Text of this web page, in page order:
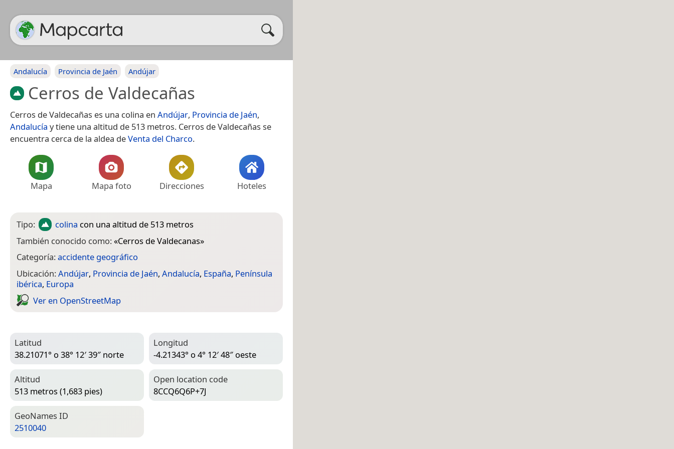
Andalucía Provincia de Jaén Andújar
Cerros de Valdecañas
Cerros de Valdecañas es una colina en Andújar, Provincia de Jaén,
Andalucía y tiene una altitud de 513 metros. Cerros de Valdecañas se
encuentra cerca de la aldea deVenta del Charco.
Mapa Mapa foto Direcciones Hoteles
Tipo: colina con una altitud de 513 metros
También conocido como:«Cerros de Valdecanas»
Categoría:accidente geográfico
Ubicación:Andújar, Provincia de Jaén, Andalucía, España, Península
ibérica, Europa
Ver en Open­Street­Map
Latitud
38.21071° o 38° 12′ 39″ norte
Longitud
-4.21343° o 4° 12′ 48″ oeste
Altitud
513 metros (1,683 pies)
Open location code
8CCQ6Q6P+7J
Geo­Names ID
2510040